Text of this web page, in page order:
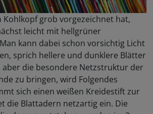
Kohlkopf grob vorgezeichnet hat,
leicht mit hellgrüner
kann dabei schon vorsichtig Licht
sprich hellere und dunklere Blätter
die besondere Netzstruktur der
zu bringen, wird Folgendes
sich einen weißen Kreidestift zur
die Blattadern netzartig ein. Die